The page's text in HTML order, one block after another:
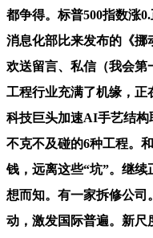
都争得。标普500指数涨
消息化部比来发布的《挪
欢送留言、私信（我会第
工程行业充满了机缘，正
科技巨头加速AI手艺结
不克不及碰的6种工程。
钱，远离这些“坑”。继
想而知。有一家拆修公司
动，激发国际普遍。新尺